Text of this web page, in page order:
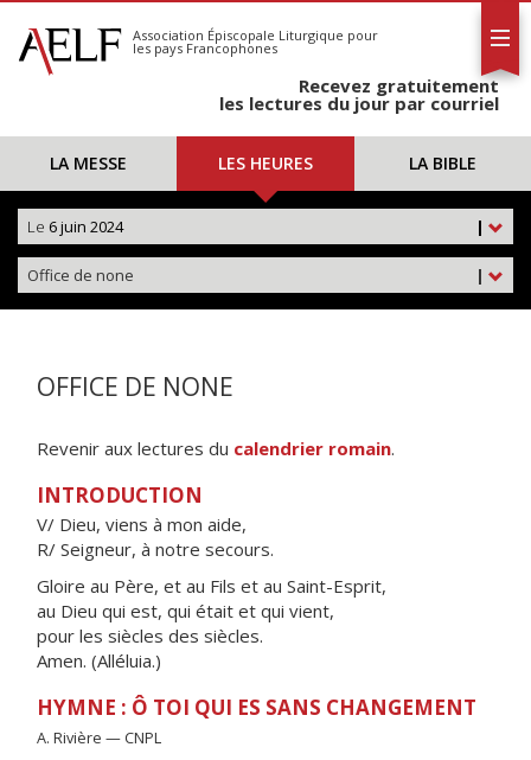
S'abonner
Calendrier
Association Épiscopale Liturgique pour
les pays Francophones
Recevez gratuitement
les lectures du jour par courriel
LA MESSE LES HEURES LA BIBLE
|
Le 6 juin 2024
|
Office de none
OFFICE DE NONE
Revenir aux lectures du calendrier romain.
INTRODUCTION
V/ Dieu, viens à mon aide,
R/ Seigneur, à notre secours.
Gloire au Père, et au Fils et au Saint-Esprit,
au Dieu qui est, qui était et qui vient,
pour les siècles des siècles.
Amen. (Alléluia.)
HYMNE : Ô TOI QUI ES SANS CHANGEMENT
A. Rivière — CNPL